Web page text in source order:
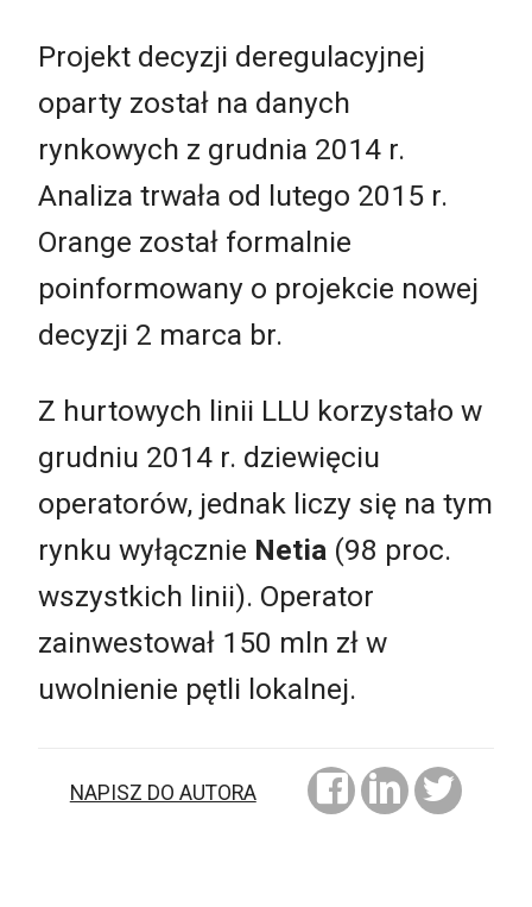
Projekt decyzji deregulacyjnej
oparty został na danych
rynkowych z grudnia 2014 r.
Analiza trwała od lutego 2015 r.
Orange został formalnie
poinformowany o projekcie nowej
decyzji 2 marca br.
Z hurtowych linii LLU korzystało w
grudniu 2014 r. dziewięciu
operatorów, jednak liczy się na tym
rynku wyłącznie Netia (98 proc.
wszystkich linii). Operator
zainwestował 150 mln zł w
uwolnienie pętli lokalnej.
NAPISZ DO AUTORA